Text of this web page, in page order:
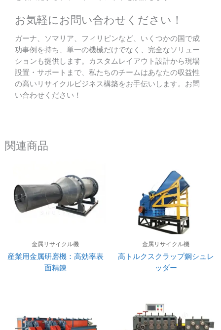
お気軽にお問い合わせください！
ガーナ、ソマリア、フィリピンなど、いくつかの国で成
功事例を持ち、単一の機械だけでなく、完全なソリュー
ションも提供します。カスタムレイアウト設計から現場
設置・サポートまで、私たちのチームはあなたの収益性
の高いリサイクルビジネス構築をお手伝いします。お問
い合わせください！
関連商品
金属リサイクル機
産業用金属研磨機：高効率表
面精錬
金属リサイクル機
高トルクスクラップ鋼シュレ
ッダー